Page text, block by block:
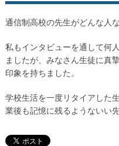
通信制高校の先生がどんな人
私もインタビューを通して何
ましたが、みなさん生徒に真
印象を持ちました。
学校生活を一度リタイアした
業後も記憶に残るようないい